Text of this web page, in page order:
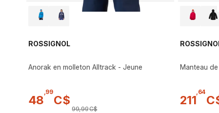
ROSSIGNOL
Anorak en molleton Alltrack - Jeune
48
99
C$
99,99C$
Manteau
211
64